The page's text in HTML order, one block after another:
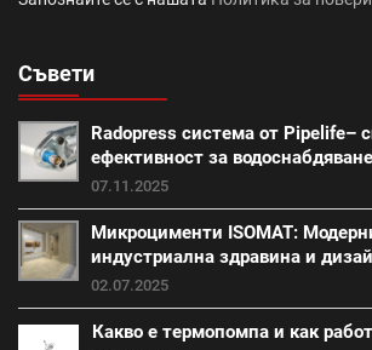
саниране (21)
Промоция работни инструменти и
(28)
външна изолация (18) фибран (23)
Класик (15) Покривна система
Промоция вата (20)
Итонг размери (18) Винеам (13)
Съвети
Radopress система от Pipelife–
ефективност за
07.11.2025
Микроцименти ISOMAT:
индустриална здравина и
02.07.2025
Какво е термопомпа и как